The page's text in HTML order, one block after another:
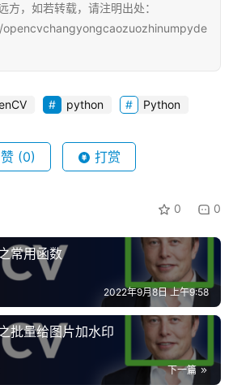
方，如若转载，请注明出处：
python Python
(0) 打赏
0 0
常用函数
2022年9月8日 上午9:58
批量给图片加水印
下一篇